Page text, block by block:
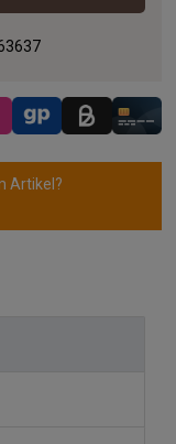
Artikel?